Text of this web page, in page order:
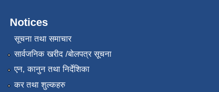
Notices
सूचना तथा समाचार
सार्वजनिक खरीद /बोलपत्र सूचना
एन, कानुन तथा निर्देशिका
कर तथा शुल्कहरु